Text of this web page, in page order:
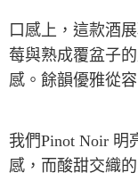
口感上，這款酒
莓與熟成覆盆子
感。餘韻優雅從
我們Pinot Noir 明
感，而酸甜交織